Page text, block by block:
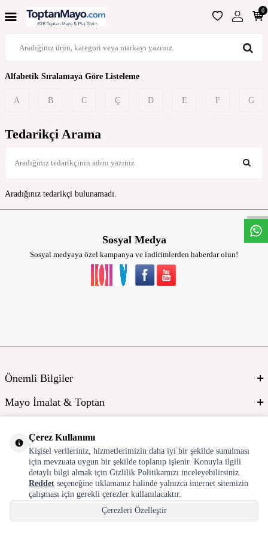
W
h
t
s
a
p
p
D
e
s
t
e
H
a
t
t
0
Alfabetik Sıralamaya Göre Listeleme
A B C Ç D E F G
Tedarikçi Arama
Aradığınız tedarikçi bulunamadı.
Sosyal Medya
Sosyal medyaya özel kampanya ve indirimlerden haberdar olun!
Önemli Bilgiler
Mayo İmalat & Toptan
Adres & İletişim
Çerez Kullanımı
Kişisel verileriniz, hizmetlerimizin daha iyi bir şekilde sunulması
için mevzuata uygun bir şekilde toplanıp işlenir. Konuyla ilgili
detaylı bilgi almak için Gizlilik Politikamızı inceleyebilirsiniz.
Reddet seçeneğine tıklamanız halinde yalnızca internet sitemizin
çalışması için gerekli çerezler kullanılacaktır.
Çerezleri Özelleştir